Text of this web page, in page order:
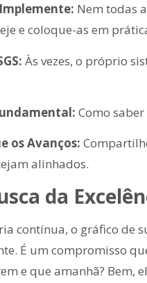
Nem todas
e coloque-as em
Às vezes, o próprio
Como
os Avanços:
alinhados.
da
contínua, o gráfico de
É um compromisso
e que amanhã? Bem,